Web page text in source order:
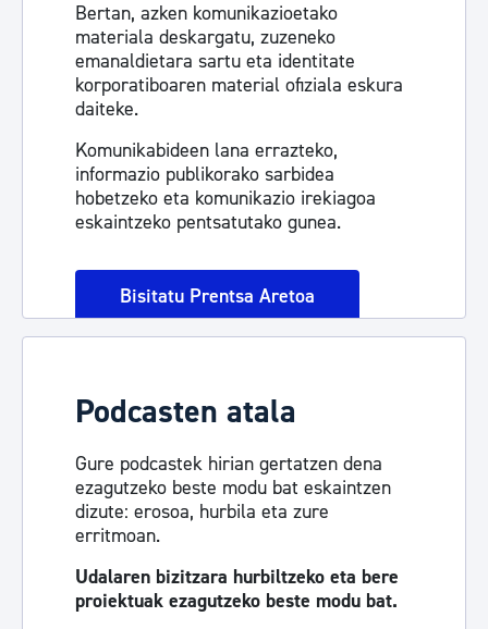
Bertan, azken komunikazioetako
materiala deskargatu, zuzeneko
emanaldietara sartu eta identitate
korporatiboaren material ofiziala eskura
daiteke.
Komunikabideen lana errazteko,
informazio publikorako sarbidea
hobetzeko eta komunikazio irekiagoa
eskaintzeko pentsatutako gunea.
Bisitatu Prentsa Aretoa
Podcasten atala
Gure podcastek hirian gertatzen dena
ezagutzeko beste modu bat eskaintzen
dizute: erosoa, hurbila eta zure
erritmoan.
Udalaren bizitzara hurbiltzeko eta bere
proiektuak ezagutzeko beste modu bat.